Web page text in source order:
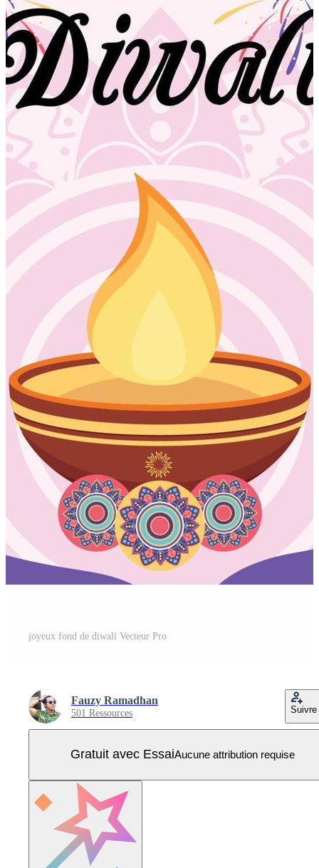
joyeux fond de diwali Vecteur Pro
Fauzy Ramadhan
501 Ressources Suivre
Gratuit avec EssaiAucune attribution requise